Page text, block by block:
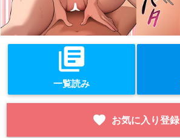
library_books
一覧読み
favorite お気に入り登録